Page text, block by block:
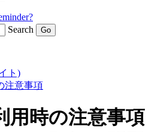
Search
ト)
注意事項
用時の注意事項